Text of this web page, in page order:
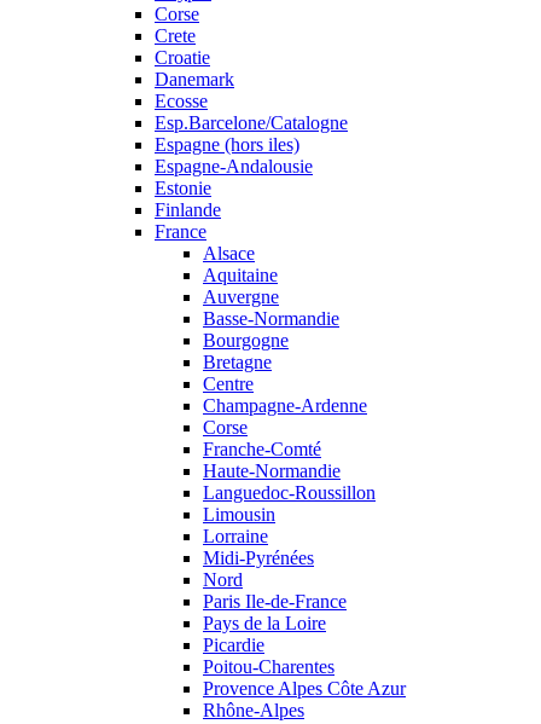
Corse
Crete
Croatie
Danemark
Ecosse
Esp.Barcelone/Catalogne
Espagne (hors iles)
Espagne-Andalousie
Estonie
Finlande
France
Alsace
Aquitaine
Auvergne
Basse-Normandie
Bourgogne
Bretagne
Centre
Champagne-Ardenne
Corse
Franche-Comté
Haute-Normandie
Languedoc-Roussillon
Limousin
Lorraine
Midi-Pyrénées
Nord
Paris Ile-de-France
Pays de la Loire
Picardie
Poitou-Charentes
Provence Alpes Côte Azur
Rhône-Alpes